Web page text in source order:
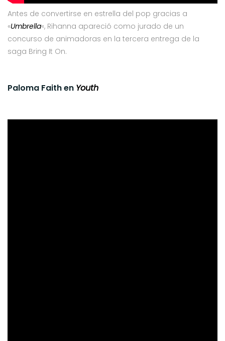
Antes de convertirse en estrella del pop gracias a
«Umbrella«, Rihanna apareció como jurado de un
concurso de animadoras en la tercera entrega de la
saga Bring It On.
Paloma Faith en Youth